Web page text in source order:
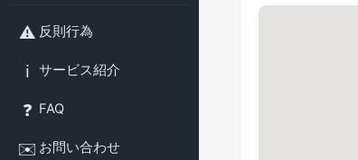
⚠️ 反則行為
ℹ️ サービス紹介
❓ FAQ
✉️ お問い合わせ